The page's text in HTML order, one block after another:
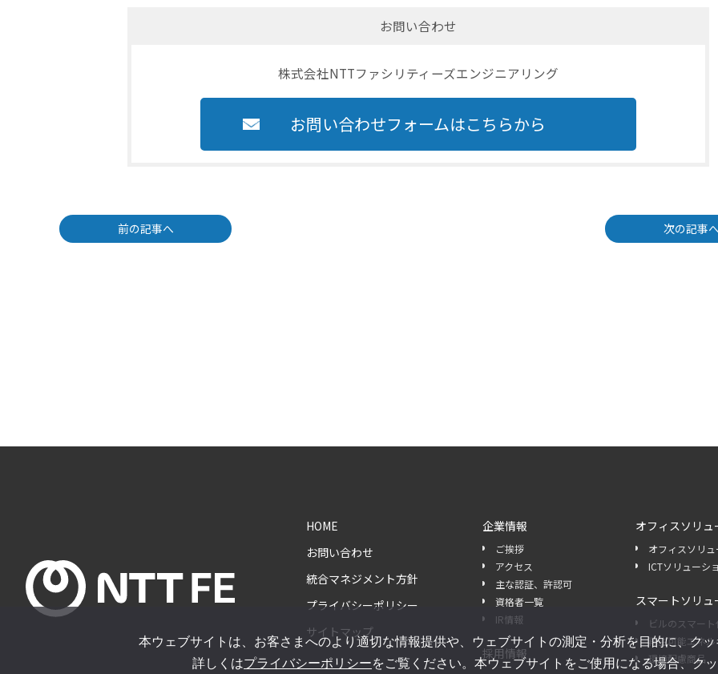
お問い合わせ
株式会社NTTファシリティーズエンジニアリング
お問い合わせフォームはこちらから
前の記事へ 次の記事
HOME
お問い合わせ
統合マネジメント方針
プライバシーポリシー
サイトマップ
企業情報
ご挨拶
アクセス
主な認証、許認可
資格者一覧
IR情報
採用情報
オフィスソリュ
オフィスソリ
ICTソリューシ
スマートソリ
ビルのスマー
再生可能エネ
環境配慮商品
本ウェブサイトは、お客さまへのより適切な情報提供や、ウェブサイトの測定・分析を目的に、ク
詳しくはプライバシーポリシーをご覧ください。本ウェブサイトをご使用になる場合、ク